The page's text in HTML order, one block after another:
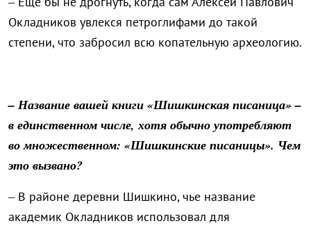
Окладников увлекся петроглифами до такой
степени, что забросил всю копательную археологию.
– Название вашей книги «Шишкинская писаница» –
в единственном числе, хотя обычно употребляют
во множественном: «Шишкинские писаницы». Чем
это вызвано?
– В районе деревни Шишкино, чье название
академик Окладников использовал для